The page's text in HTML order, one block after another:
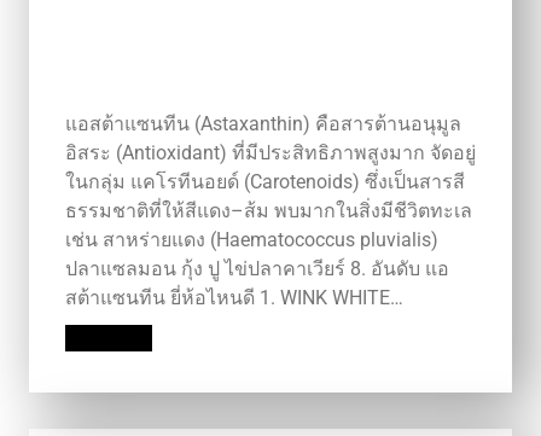
แอสต้าแซนทีน (Astaxanthin) คือสารต้านอนุมูล
อิสระ (Antioxidant) ที่มีประสิทธิภาพสูงมาก จัดอยู่
ในกลุ่ม แคโรทีนอยด์ (Carotenoids) ซึ่งเป็นสารสี
ธรรมชาติที่ให้สีแดง–ส้ม พบมากในสิ่งมีชีวิตทะเล
เช่น สาหร่ายแดง (Haematococcus pluvialis)
ปลาแซลมอน กุ้ง ปู ไข่ปลาคาเวียร์ 8. อันดับ แอ
สต้าแซนทีน ยี่ห้อไหนดี 1. WINK WHITE…